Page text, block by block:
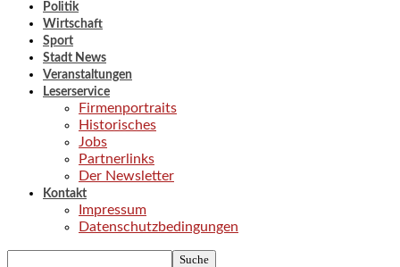
Politik
Wirtschaft
Sport
Stadt News
Veranstaltungen
Leserservice
Firmenportraits
Historisches
Jobs
Partnerlinks
Der Newsletter
Kontakt
Impressum
Datenschutzbedingungen